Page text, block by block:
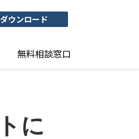
ウンロード
無料相談窓口
に